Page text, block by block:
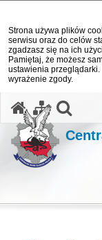
Strona używa plików
serwisu oraz do celów
zgadzasz się na ich
Pamiętaj, że możesz
ustawienia
wyrażenie zgody.